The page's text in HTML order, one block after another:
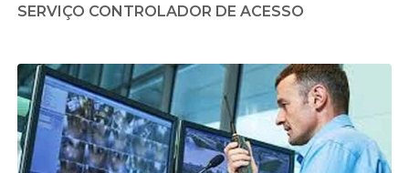
SERVIÇO CONTROLADOR DE ACESSO